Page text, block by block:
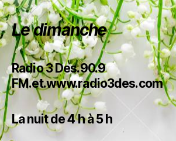
Le dimanche
Radio 3 Des.90.9
FM.et.www.radio3des.com
La nuit de 4 h à 5 h